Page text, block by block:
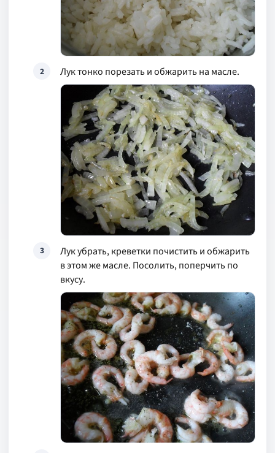
2 Лук тонко порезать и обжарить на масле.
3
Лук убрать, креветки почистить и обжарить
в этом же масле. Посолить, поперчить по
вкусу.